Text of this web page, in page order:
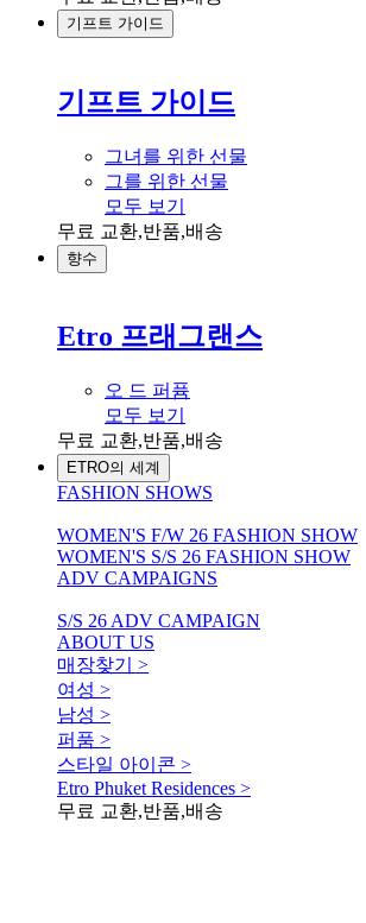
기프트 가이드
기프트 가이드
그녀를 위한 선물
그를 위한 선물
모두 보기
무료 교환,반품,배송
향수
Etro 프래그랜스
오 드 퍼퓸
모두 보기
무료 교환,반품,배송
ETRO의 세계
FASHION SHOWS
WOMEN'S F/W 26 FASHION SHOW
WOMEN'S S/S 26 FASHION SHOW
ADV CAMPAIGNS
S/S 26 ADV CAMPAIGN
ABOUT US
매장찾기 >
여성 >
남성 >
퍼품 >
스타일 아이콘 >
Etro Phuket Residences >
무료 교환,반품,배송